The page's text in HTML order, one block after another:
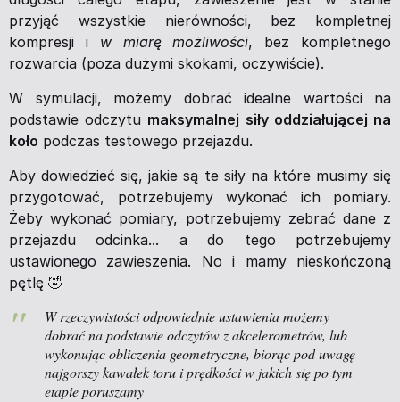
przyjąć wszystkie nierówności, bez kompletnej
kompresji i w miarę możliwości, bez kompletnego
rozwarcia (poza dużymi skokami, oczywiście).
W symulacji, możemy dobrać idealne wartości na
podstawie odczytu maksymalnej siły oddziałującej na
koło podczas testowego przejazdu.
Aby dowiedzieć się, jakie są te siły na które musimy się
przygotować, potrzebujemy wykonać ich pomiary.
Żeby wykonać pomiary, potrzebujemy zebrać dane z
przejazdu odcinka... a do tego potrzebujemy
ustawionego zawieszenia. No i mamy nieskończoną
pętlę 🤣
W rzeczywistości odpowiednie ustawienia możemy
dobrać na podstawie odczytów z akcelerometrów, lub
wykonując obliczenia geometryczne, biorąc pod uwagę
najgorszy kawałek toru i prędkości w jakich się po tym
etapie poruszamy